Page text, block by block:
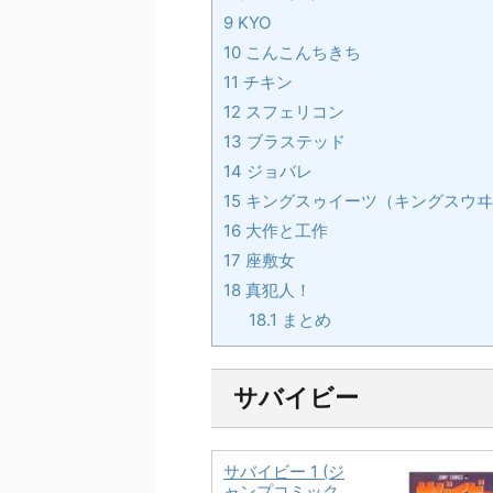
9 KYO
10 こんこんちきち
11 チキン
12 スフェリコン
13 ブラステッド
14 ジョバレ
15 キングスゥイーツ（キングスウ
16 大作と工作
17 座敷女
18 真犯人！
18.1 まとめ
サバイビー
サバイビー 1 (ジ